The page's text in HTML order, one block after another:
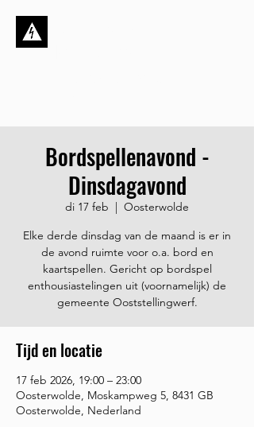
Bordspellenavond -
Dinsdagavond
di 17 feb
  |
Oosterwolde
Elke derde dinsdag van de maand is er in
de avond ruimte voor o.a. bord en
kaartspellen. Gericht op bordspel
enthousiastelingen uit (voornamelijk) de
gemeente Ooststellingwerf.
Tijd en locatie
17 feb 2026, 19:00 – 23:00
Oosterwolde, Moskampweg 5, 8431 GB
Oosterwolde, Nederland